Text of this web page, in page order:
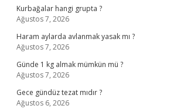
Kurbağalar hangi grupta ?
Ağustos 7, 2026
Haram aylarda avlanmak yasak mı ?
Ağustos 7, 2026
Günde 1 kg almak mümkün mü ?
Ağustos 7, 2026
Gece gündüz tezat mıdır ?
Ağustos 6, 2026